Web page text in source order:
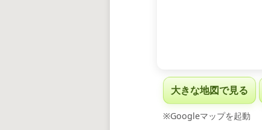
大きな地図で見る
※Googleマップを起動